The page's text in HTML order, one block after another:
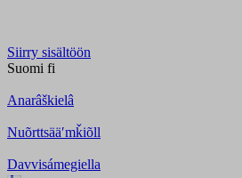
Siirry sisältöön
Suomi fi
Anarâškielâ
Nuõrttsääʹmǩiõll
Davvisámegiella